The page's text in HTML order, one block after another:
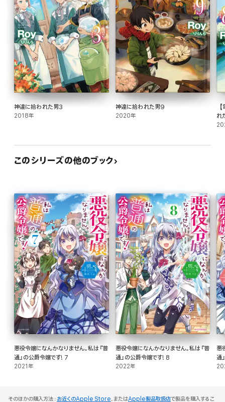
神達に拾われた男3
2018年
神達に拾われた男9
2020年
れ
このシリーズの他のブック
悪役令嬢になんかなりません。私は『普
通』の公爵令嬢です! 7
2021年
悪役令嬢になんかなりません。私は『普
通』の公爵令嬢です! 8
2022年
悪
通
そのほかの購入方法： お近くのApple Store、またはApple製品取扱店で製品を購入するこ